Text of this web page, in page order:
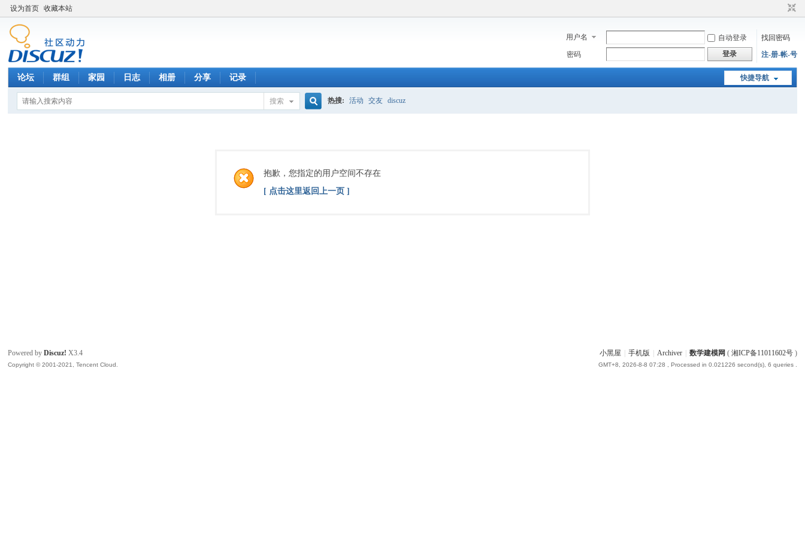
设为首页 收藏本站
用户名 自动登录
找回密码
密码
登录 注-册-帐-号
快捷导航
论坛 群组 家园 日志 相册 分享 记录
搜索
索
热搜: 活动 交友 discuz
抱歉，您指定的用户空间不存在
[ 点击这里返回上一页 ]
小黑屋 手机版 Archiver 数学建模网 ( 湘ICP备11011602号)
GMT+8, 2026-8-8 07:28 , Processed in 0.021226 second(s), 6 queries .
Powered byDiscuz! X3.4
Copyright © 2001-2021, Tencent Cloud.